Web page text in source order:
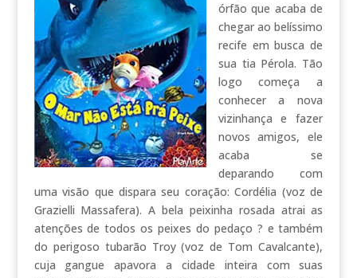
órfão que acaba de
chegar ao belíssimo
recife em busca de
sua tia Pérola. Tão
logo começa a
conhecer a nova
vizinhança e fazer
novos amigos, ele
acaba se
deparando com
uma visão que dispara seu coração: Cordélia (voz de
Grazielli Massafera). A bela peixinha rosada atrai as
atenções de todos os peixes do pedaço ? e também
do perigoso tubarão Troy (voz de Tom Cavalcante),
cuja gangue apavora a cidade inteira com suas